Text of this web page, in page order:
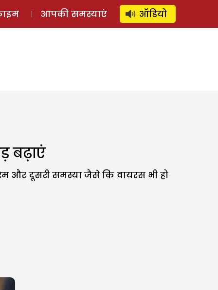
लॉग इन ⚲ SUBSCRIBE
आपकी समस्याएं ऑडियो
बढ़ाएं
और दूसरी समस्या जैसे कि वायरस भी हो